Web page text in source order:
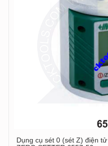
Dụng cụ sét 0 (sét Z) điện